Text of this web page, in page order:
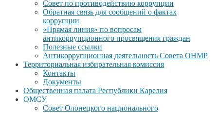
Совет по противодействию коррупции
Обратная связь для сообщений о фактах
коррупции
«Прямая линия» по вопросам
антикоррупционного просвящения граждан
Полезные ссылки
Антикоррупционная деятельность Совета ОНМР
Территориальная избирательная комиссия
Контакты
Документы
Общественная палата Республики Карелия
ОМСУ
Совет Олонецкого национального